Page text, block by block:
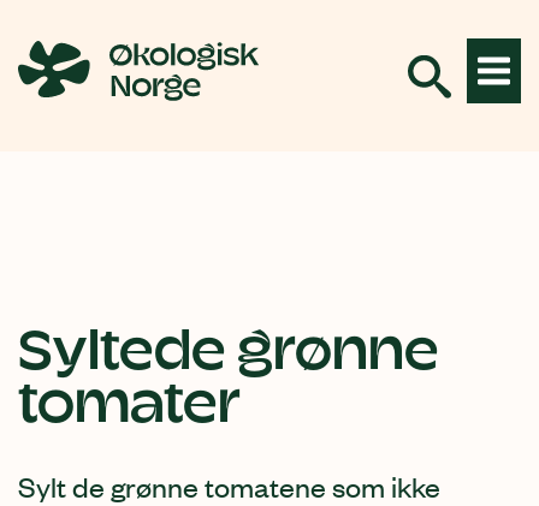
innhold
Syltede grønne
tomater
Sylt de grønne tomatene som ikke